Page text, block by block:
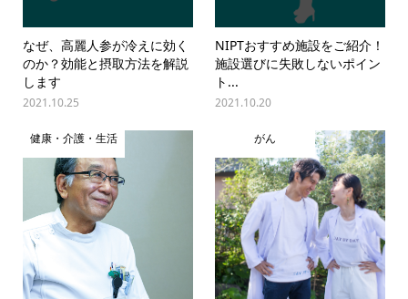
なぜ、高麗人参が冷えに効く
のか？効能と摂取方法を解説
します
2021.10.25
NIPTおすすめ施設をご紹介！
施設選びに失敗しないポイン
ト...
2021.10.20
健康・介護・生活 がん